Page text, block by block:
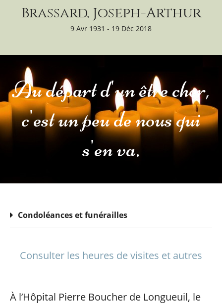
Brassard, Joseph-Arthur
9 Avr 1931 - 19 Déc 2018
Au départ d'un être cher,
c'est un peu de nous qui
s'en va.
Condoléances et funérailles
Consulter les heures de visites et autres
À l’Hôpital Pierre Boucher de Longueuil, le